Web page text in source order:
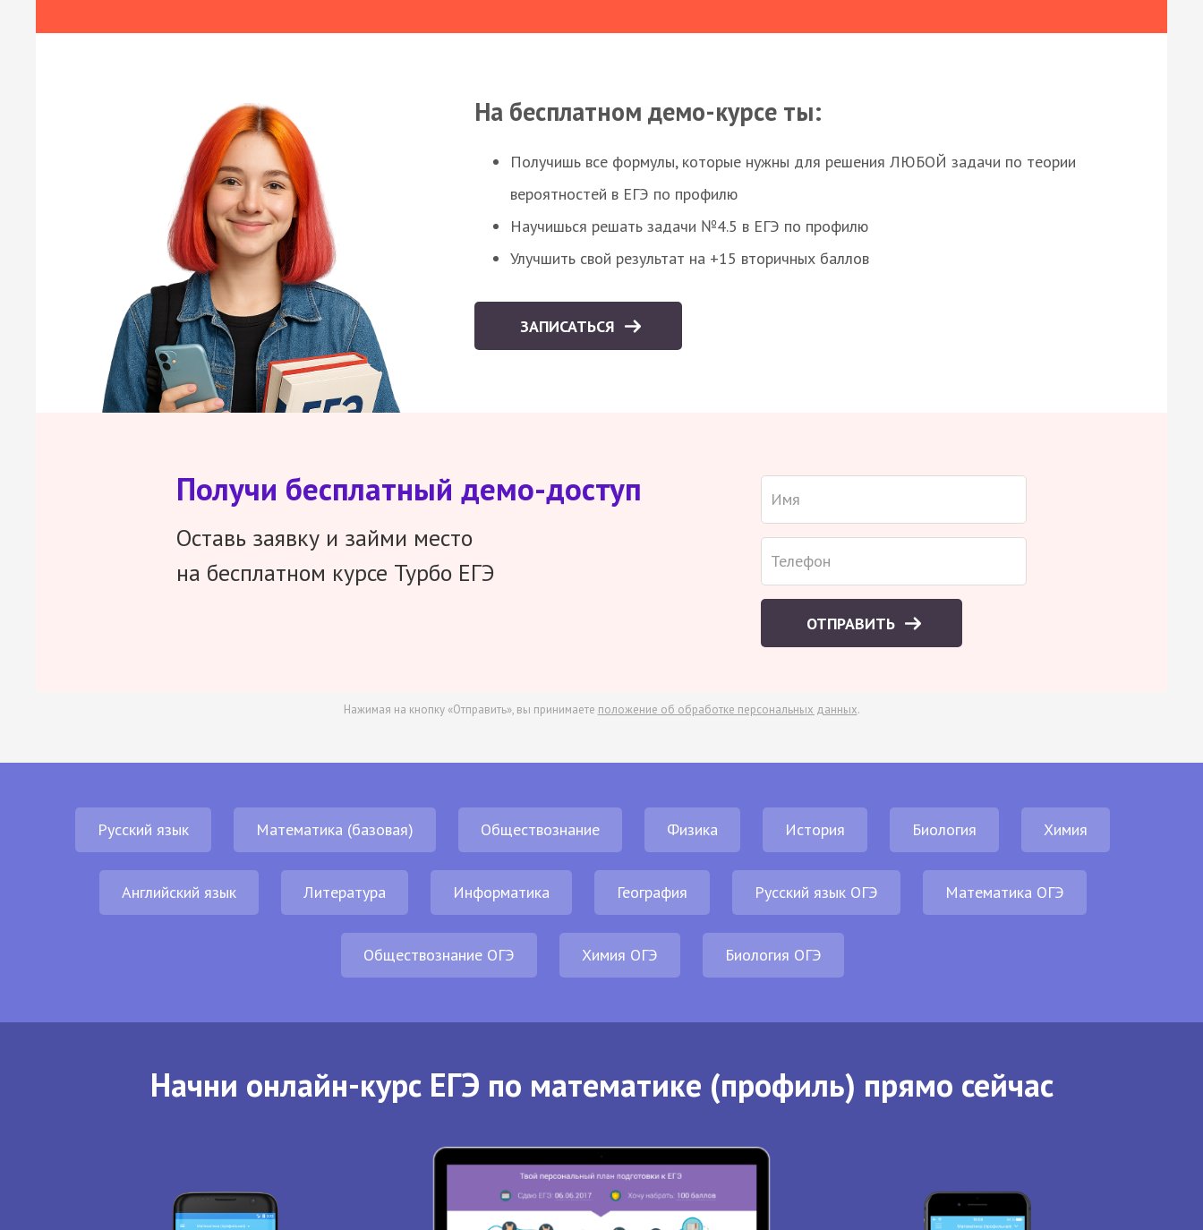
На бесплатном демо-курсе ты:
Получишь все формулы, которые нужны для решения ЛЮБОЙ задачи по теории
вероятностей в ЕГЭ по профилю
Научишься решать задачи №4.5 в ЕГЭ по профилю
Улучшить свой результат на +15 вторичных баллов
ЗАПИСАТЬСЯ
Получи бесплатный демо-доступ
Оставь заявку и займи место
на бесплатном курсе Турбо ЕГЭ
ОТПРАВИТЬ
Нажимая на кнопку «Отправить», вы принимаете положение об обработке персональных данных.
Русский язык Математика (базовая) Обществознание Физика История Биология Химия
Английский язык Литература Информатика География Русский язык ОГЭ Математика ОГЭ
Обществознание ОГЭ Химия ОГЭ Биология ОГЭ
Начни онлайн-курс ЕГЭ по математике (профиль) прямо сейчас